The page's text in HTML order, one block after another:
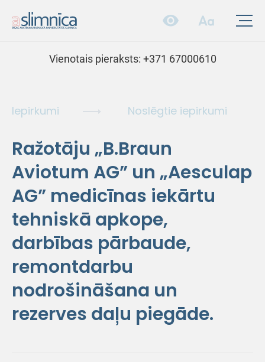
Vienotais pieraksts: +371 67000610
Iepirkumi Noslēgtie iepirkumi
Ražotāju „B.Braun
Aviotum AG” un „Aesculap
AG” medicīnas iekārtu
tehniskā apkope,
darbības pārbaude,
remontdarbu
nodrošināšana un
rezerves daļu piegāde.